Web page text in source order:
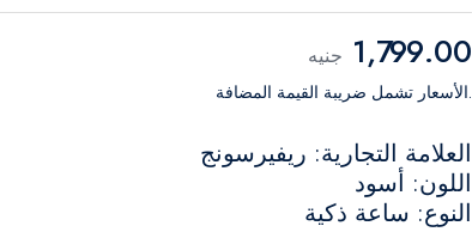
1,799.00 جنيه
.الأسعار تشمل ضريبة القيمة المضافة
العلامة التجارية: ريفيرسونج
اللون: أسود
النوع: ساعة ذكية